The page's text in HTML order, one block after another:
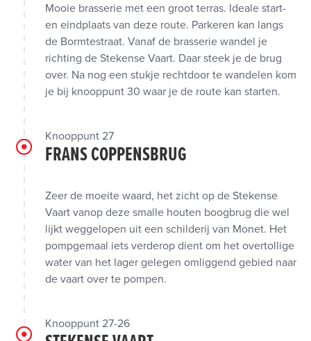
Mooie brasserie met een groot terras. Ideale start-
en eindplaats van deze route. Parkeren kan langs
de Bormtestraat. Vanaf de brasserie wandel je
richting de Stekense Vaart. Daar steek je de brug
over. Na nog een stukje rechtdoor te wandelen kom
je bij knooppunt 30 waar je de route kan starten.
Knooppunt 27
FRANS COPPENSBRUG
Zeer de moeite waard, het zicht op de Stekense
Vaart vanop deze smalle houten boogbrug die wel
lijkt weggelopen uit een schilderij van Monet. Het
pompgemaal iets verderop dient om het overtollige
water van het lager gelegen omliggend gebied naar
de vaart over te pompen.
Knooppunt 27-26